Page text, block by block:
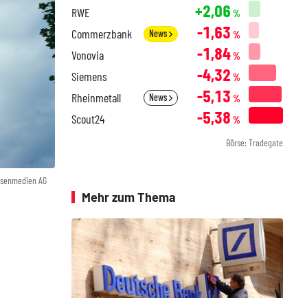
AG
RWE +2,06 %
Commerzbank News -1,63 %
Vonovia -1,84%
Siemens -4,32 %
Rheinmetall News -5,13 %
Scout24 -5,38 %
Börse: Tradegate
Mehr zum Thema